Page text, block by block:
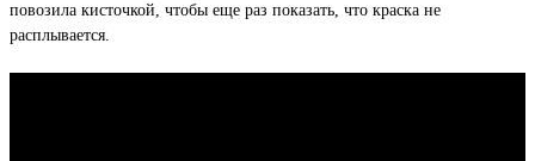
повозила кисточкой, чтобы еще раз показать, что краска не
расплывается.